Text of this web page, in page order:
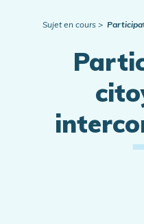
Sujet en cours